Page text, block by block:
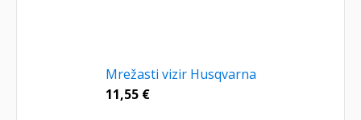
Mrežasti vizir Husqvarna
11,55 €